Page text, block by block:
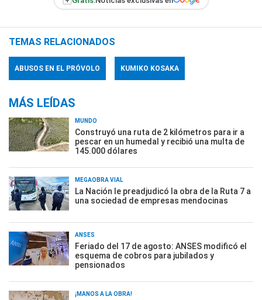
TEMAS RELACIONADOS
ABUSOS EN EL PRÓVOLO KUMIKO KOSAKA
MÁS LEÍDAS
MUNDO
Construyó una ruta de 2 kilómetros para ir a
pescar en un humedal y recibió una multa de
145.000 dólares
MEGAOBRA VIAL
La Nación le preadjudicó la obra de la Ruta 7 a
una sociedad de empresas mendocinas
ANSES
Feriado del 17 de agosto: ANSES modificó el
esquema de cobros para jubilados y
pensionados
¡MANOS A LA OBRA!